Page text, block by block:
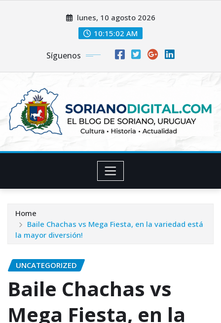
lunes, 10 agosto 2026
10:15:03 AM
Síguenos
Home
Baile Chachas vs Mega Fiesta, en la variedad está
la mayor diversión!
UNCATEGORIZED
Baile Chachas vs
Mega Fiesta, en la